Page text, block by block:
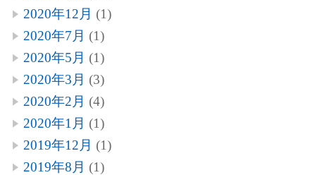
2020年12月 (1)
2020年7月 (1)
2020年5月 (1)
2020年3月 (3)
2020年2月 (4)
2020年1月 (1)
2019年12月 (1)
2019年8月 (1)